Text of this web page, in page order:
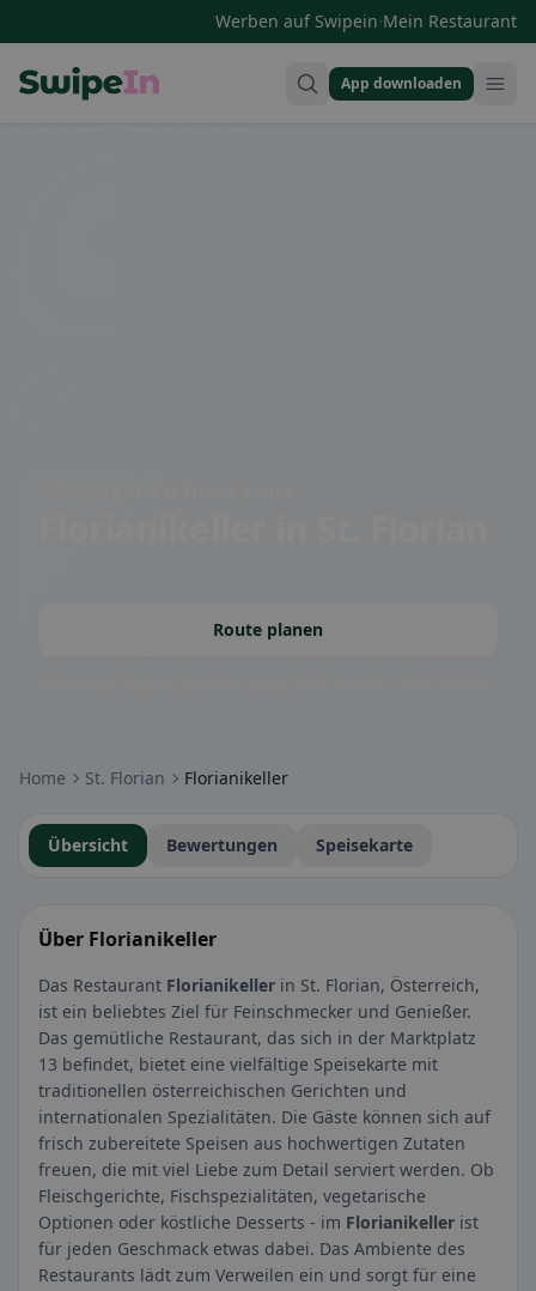
Werben auf Swipein·Mein Restaurant
App downloaden
Route planen
Home St. Florian Florianikeller
Übersicht Bewertungen Speisekarte
Über Florianikeller
Das Restaurant Florianikeller in St. Florian, Österreich,
ist ein beliebtes Ziel für Feinschmecker und Genießer.
Das gemütliche Restaurant, das sich in der Marktplatz
13 befindet, bietet eine vielfältige Speisekarte mit
traditionellen österreichischen Gerichten und
internationalen Spezialitäten. Die Gäste können sich auf
frisch zubereitete Speisen aus hochwertigen Zutaten
freuen, die mit viel Liebe zum Detail serviert werden. Ob
Fleischgerichte, Fischspezialitäten, vegetarische
Optionen oder köstliche Desserts - im Florianikeller ist
für jeden Geschmack etwas dabei. Das Ambiente des
Restaurants lädt zum Verweilen ein und sorgt für eine